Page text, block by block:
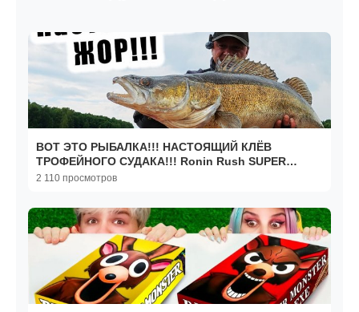
ВОТ ЭТО РЫБАЛКА!!! НАСТОЯЩИЙ КЛЁВ
ТРОФЕЙНОГО СУДАКА!!! Ronin Rush SUPER
SONIC GENESIS 15-60гр.
2 110 просмотров